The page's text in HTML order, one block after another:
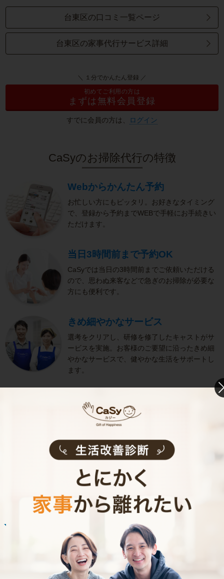
台東区の口コミ一覧ページ
台東区の家事代行サービス詳細
＼ １分でかんたん登録 ／
初めてご利用の方は
まずは無料会員登録
すでに会員の方は、 ログイン
CaSyのお掃除代行の特徴
Webからかんたん予約
お忙しい方にもピッタリ。お好きなタイミング
で、登録から予約までWEBで手軽にお手続きい
ただけます。
当日3時間前まで予約OK
CaSyでは当日の3時間前までご依頼いただける
ので、思わぬ来客などで急ぎのお掃除が必要な
方にも便利です。
きめ細やかなサービス
選考をクリアし、研修を修了したキャストがサ
ービスを実施。お客様のご要望に沿ったきめ細
やかなサービスで、健やかな生活をサポートし
ます。
お掃除代行のサービス内容
お掃除代行のサービス料金
ご利用者インタビュー
30代 共働き 子育て中
普段できない時間を過ごすことができ、休日が
とても充実しました。
記事全文を見る